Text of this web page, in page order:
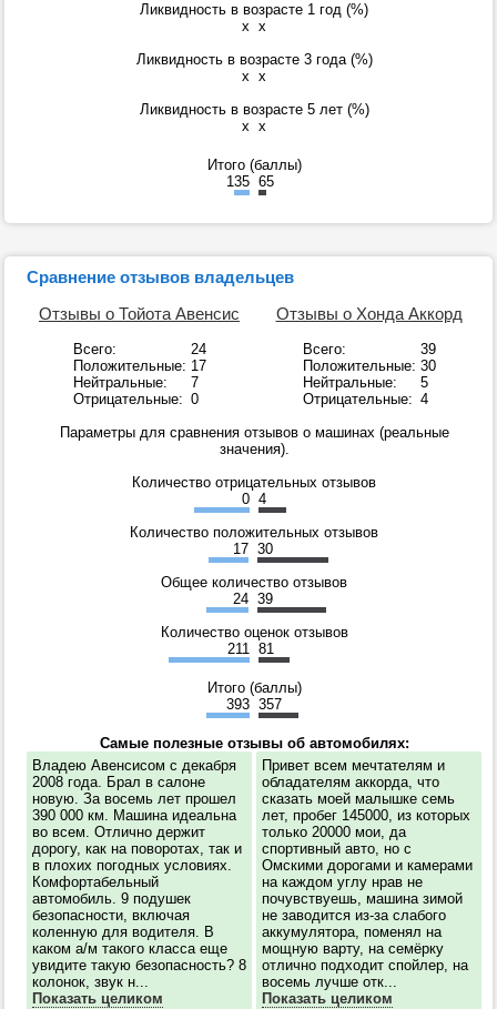
Ликвидность в возрасте 1 год (%)
x x
Ликвидность в возрасте 3 года (%)
x x
Ликвидность в возрасте 5 лет (%)
x x
Итого (баллы)
135 65
Сравнение отзывов владельцев
Отзывы о Тойота Авенсис
Всего:
24
Положительные: 17
Нейтральные:
7
Отрицательные: 0
Отзывы о Хонда Аккорд
Всего:
39
Положительные: 30
Нейтральные:
5
Отрицательные: 4
Параметры для сравнения отзывов о машинах (реальные
значения).
Количество отрицательных отзывов
0 4
Количество положительных отзывов
17 30
Общее количество отзывов
24 39
Количество оценок отзывов
211 81
Итого (баллы)
393 357
Самые полезные отзывы об автомобилях:
Владею Авенсисом с декабря
2008 года. Брал в салоне
новую. За восемь лет прошел
390 000 км. Машина идеальна
во всем. Отлично держит
дорогу, как на поворотах, так и
в плохих погодных условиях.
Комфортабельный
автомобиль. 9 подушек
безопасности, включая
коленную для водителя. В
каком а/м такого класса еще
увидите такую безопасность? 8
колонок, звук н...
Показать целиком
Привет всем мечтателям и
обладателям аккорда, что
сказать моей малышке семь
лет, пробег 145000, из которых
только 20000 мои, да
спортивный авто, но с
Омскими дорогами и камерами
на каждом углу нрав не
почувствуешь, машина зимой
не заводится из-за слабого
аккумулятора, поменял на
мощную варту, на семёрку
отлично подходит спойлер, на
восемь лучше отк...
Показать целиком